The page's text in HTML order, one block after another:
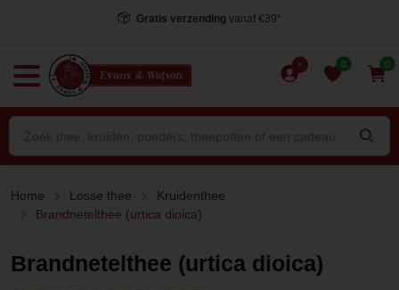
Voor 15.00 uur besteld, dezelfde dag verstuurd*
0 0
Home Losse thee
Kruidenthee
Brandnetelthee (urtica dioica)
Brandnetelthee (urtica dioica)